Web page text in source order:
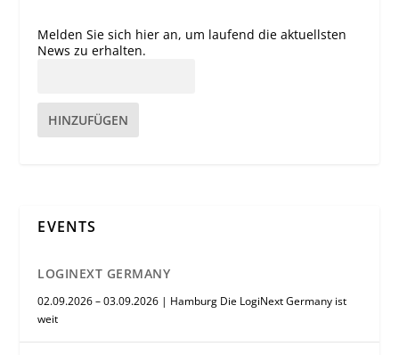
Melden Sie sich hier an, um laufend die aktuellsten
News zu erhalten.
HINZUFÜGEN
EVENTS
LOGINEXT GERMANY
02.09.2026 – 03.09.2026 | Hamburg Die LogiNext Germany ist
weit